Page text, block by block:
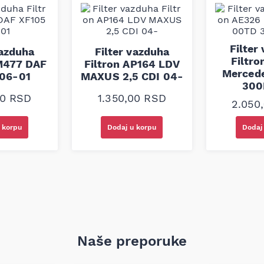
i dugotrajnosti sistema za
i specifikacijama, i
proizvođača MANN,
kvaliteta u proizvodnji
prema broju šasije vozila ili
DAF
01
RSD
korpu
Filter vazduha
Filtron AP164 LDV
MAXUS 2,5 CDI 04-
1.350,00 RSD
Dodaj u korpu
Filter
Naše preporuke